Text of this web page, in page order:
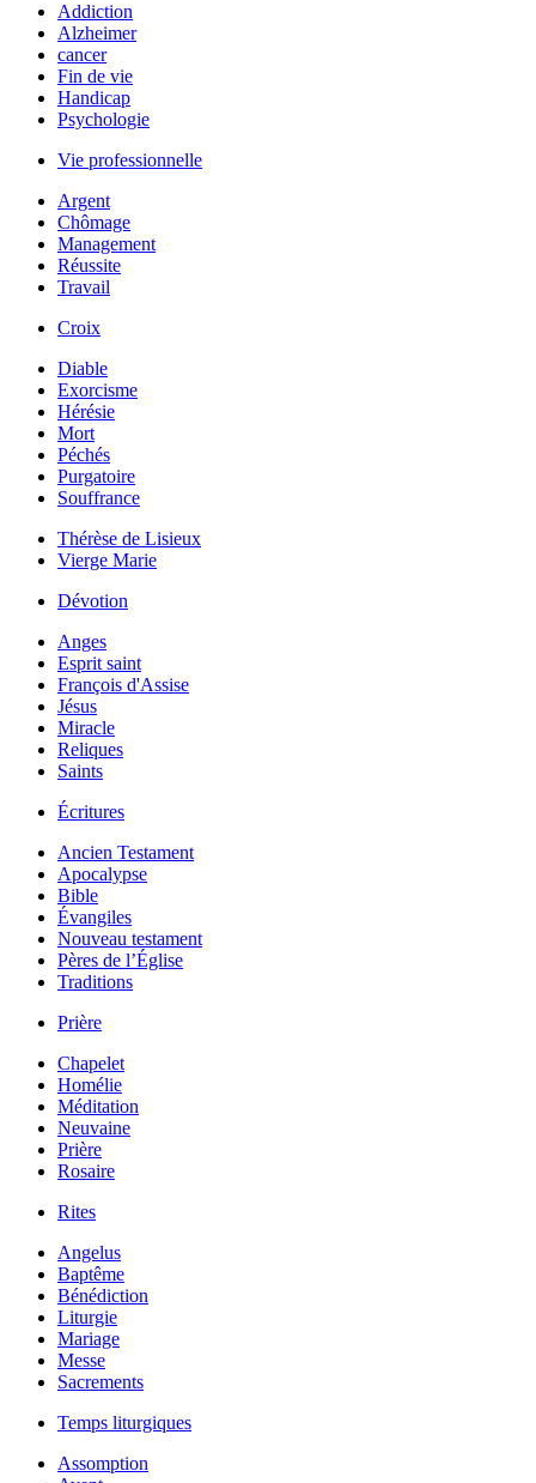
Addiction
Alzheimer
cancer
Fin de vie
Handicap
Psychologie
Vie professionnelle
Argent
Chômage
Management
Réussite
Travail
Croix
Diable
Exorcisme
Hérésie
Mort
Péchés
Purgatoire
Souffrance
Thérèse de Lisieux
Vierge Marie
Dévotion
Anges
Esprit saint
François d'Assise
Jésus
Miracle
Reliques
Saints
Écritures
Ancien Testament
Apocalypse
Bible
Évangiles
Nouveau testament
Pères de l’Église
Traditions
Prière
Chapelet
Homélie
Méditation
Neuvaine
Prière
Rosaire
Rites
Angelus
Baptême
Bénédiction
Liturgie
Mariage
Messe
Sacrements
Temps liturgiques
Assomption